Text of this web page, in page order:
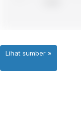
Lihat sumber »